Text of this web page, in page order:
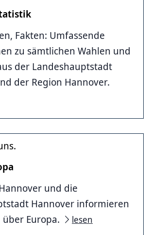
Fakten: Umfassende
zu sämtlichen Wahlen und
der Landeshauptstadt
der Region Hannover.
und die
Hannover informieren
Europa.
lesen